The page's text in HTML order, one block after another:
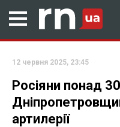
12 червня 2025, 23:45
Росіяни понад
артилерії